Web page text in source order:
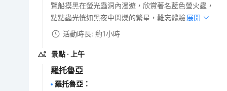
覽船摸黑在螢光蟲洞內漫遊，欣賞著名藍色螢火蟲，
點點蟲光恍如黑夜中閃爍的繁星，難忘體驗。展開
活動時長: 約1小時
景點 · 上午
羅托魯亞
羅托魯亞 ：